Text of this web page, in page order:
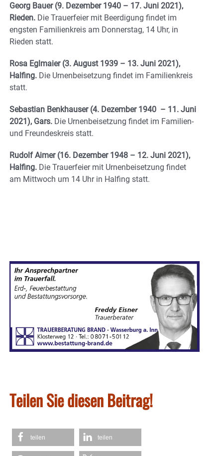
Georg Bauer (9. Dezember 1940 – 17. Juni 2021),
Rieden. Die Trauerfeier mit Beerdigung findet im
engsten Familienkreis am Donnerstag, 14 Uhr, in
Rieden statt.
Rosa Eglmaier (3. August 1939 – 13. Juni 2021),
Halfing. Die Urnenbeisetzung findet im Familienkreis
statt.
Sebastian Benkhauser (4. Dezember 1940 – 11. Juni
2021), Gars. Die Urnenbeisetzung findet im Familien-
und Freundeskreis statt.
Rudolf Aimer (16. Dezember 1948 – 12. Juni 2021),
Halfing. Die Trauerfeier mit Urnenbeisetzung findet
am Mittwoch um 14 Uhr in Halfing statt.
Teilen Sie diesen Beitrag!
teilen teilen